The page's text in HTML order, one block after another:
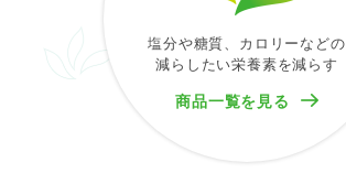
塩分や糖質、カロリーなどの
減らしたい栄養素を減らす
商品一覧を見る